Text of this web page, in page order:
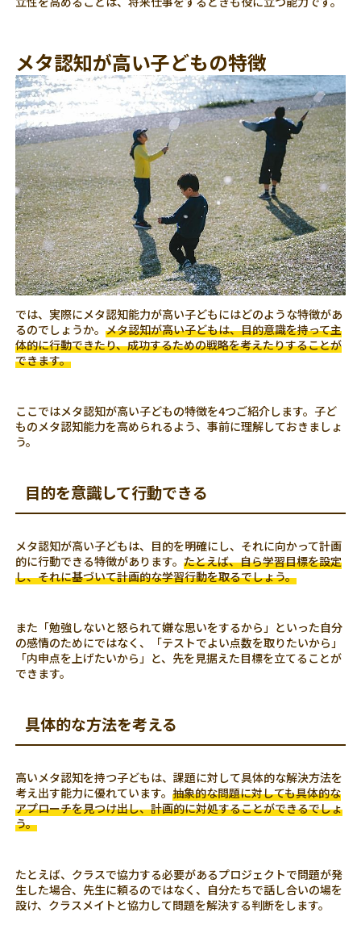
メタ認知が高い子どもの特徴
では、実際にメタ認知能力が高い子どもにはどのような特徴があ
るのでしょうか。メタ認知が高い子どもは、目的意識を持って主
体的に行動できたり、成功するための戦略を考えたりすることが
できます。
ここではメタ認知が高い子どもの特徴を4つご紹介します。子ど
ものメタ認知能力を高められるよう、事前に理解しておきましょ
う。
目的を意識して行動できる
メタ認知が高い子どもは、目的を明確にし、それに向かって計画
的に行動できる特徴があります。たとえば、自ら学習目標を設定
し、それに基づいて計画的な学習行動を取るでしょう。
また「勉強しないと怒られて嫌な思いをするから」といった自分
の感情のためにではなく、「テストでよい点数を取りたいから」
「内申点を上げたいから」と、先を見据えた目標を立てることが
できます。
具体的な方法を考える
高いメタ認知を持つ子どもは、課題に対して具体的な解決方法を
考え出す能力に優れています。抽象的な問題に対しても具体的な
アプローチを見つけ出し、計画的に対処することができるでしょ
う。
たとえば、クラスで協力する必要があるプロジェクトで問題が発
生した場合、先生に頼るのではなく、自分たちで話し合いの場を
設け、クラスメイトと協力して問題を解決する判断をします。